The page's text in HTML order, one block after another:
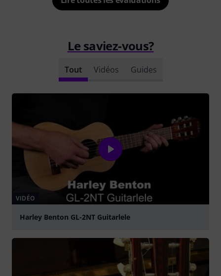
Le saviez-vous?
Tout Vidéos Guides
VIDÉO
Harley Benton GL-2NT Guitarlele